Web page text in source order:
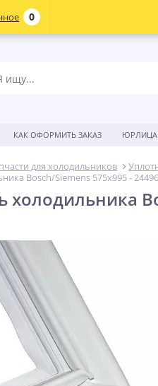
КАК ОФОРМИТЬ ЗАКАЗ
для холодильников
Bosch/Siemens 575x995 -
холодильника
0